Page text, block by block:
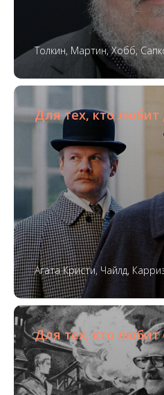
Толкин, Мартин, Хобб,
Для тех, кто любит
Агата Кристи, Чайлд,
Для тех, кто любит